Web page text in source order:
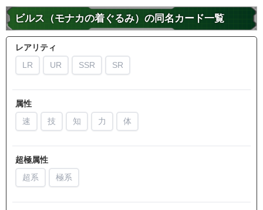
ビルス（モナカの着ぐるみ）の同名カード一覧
レアリティ
LR
UR SSR SR
属性
速
技 知 力 体
超極属性
超系
極系